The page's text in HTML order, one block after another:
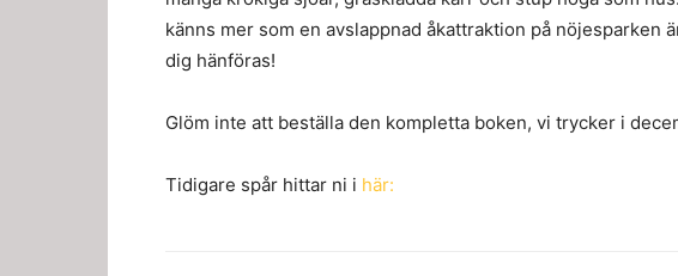
känns mer som en avslappnad åkattraktion på nöjesparken
dig hänföras!
Glöm inte att beställa den kompletta boken, vi trycker i
Tidigare spår hittar ni i här: